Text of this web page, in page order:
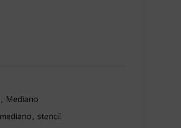
, Mediano
mediano, stencil